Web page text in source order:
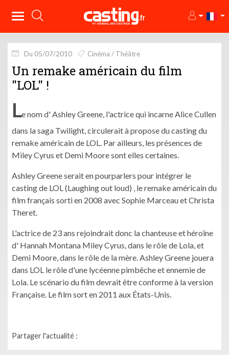
Du 05/07/2010 Cinéma / Théâtre
Un remake américain du film
"LOL" !
Le nom d' Ashley Greene, l'actrice qui incarne Alice Cullen
dans la saga Twilight, circulerait à propose du casting du
remake américain de LOL. Par ailleurs, les présences de
Miley Cyrus et Demi Moore sont elles certaines.
Ashley Greene serait en pourparlers pour intégrer le
casting de LOL (Laughing out loud) , le remake américain du
film français sorti en 2008 avec Sophie Marceau et Christa
Theret.
L'actrice de 23 ans rejoindrait donc la chanteuse et héroïne
d' Hannah Montana Miley Cyrus, dans le rôle de Lola, et
Demi Moore, dans le rôle de la mère. Ashley Greene jouera
dans LOL le rôle d'une lycéenne pimbêche et ennemie de
Lola. Le scénario du film devrait être conforme à la version
Française. Le film sort en 2011 aux États-Unis.
Partager l'actualité :